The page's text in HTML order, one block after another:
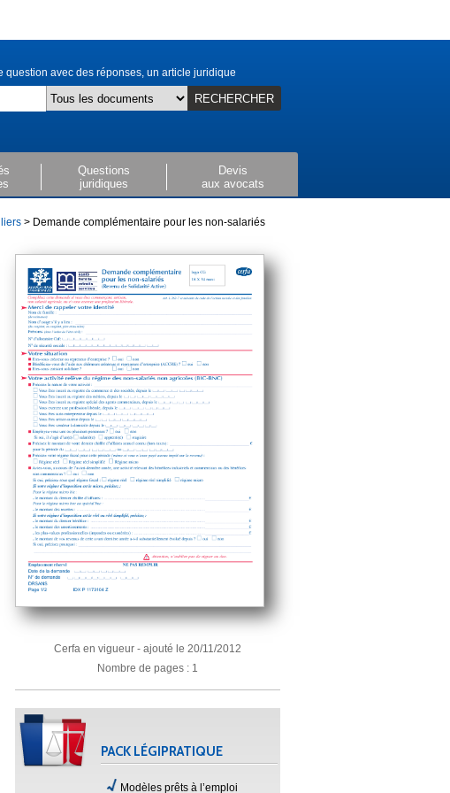
question avec des réponses, un article juridique
RECHERCHER
Questions
juridiques
Devis
aux avocats
> Demande complémentaire pour les non-salariés
Cerfa en vigueur - ajouté le 20/11/2012
Nombre de pages : 1
PACK LÉGIPRATIQUE
Modèles prêts à l’emploi